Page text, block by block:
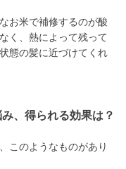
お米で補修するのが酸
く、熱によって残って
態の髪に近づけてくれ
、得られる効果は？
このようなものがあり